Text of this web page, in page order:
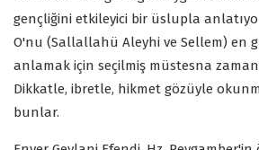
gençliğini etkileyici bir üslupla
O'nu (Sallallahü Aleyhi ve Sellem) en
anlamak için seçilmiş müstesna
Dikkatle, ibretle, hikmet gözüyle
bunlar.